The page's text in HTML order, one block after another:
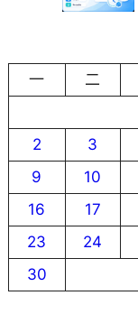
一
二
2
3
9
10
16
17
23
24
30